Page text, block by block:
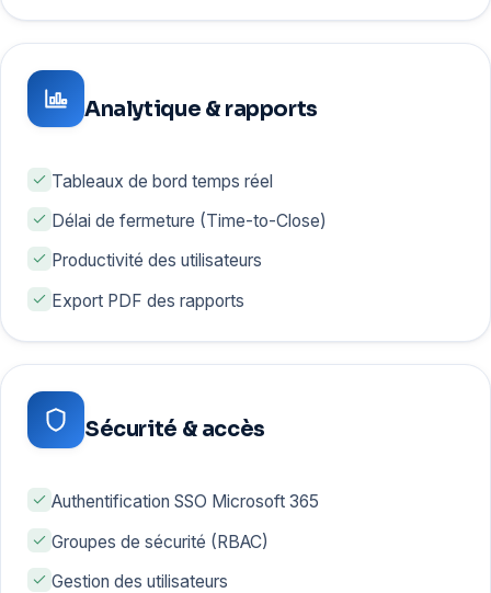
Analytique & rapports
Tableaux de bord temps réel
Délai de fermeture (Time-to-Close)
Productivité des utilisateurs
Export PDF des rapports
Sécurité & accès
Authentification SSO Microsoft 365
Groupes de sécurité (RBAC)
Gestion des utilisateurs